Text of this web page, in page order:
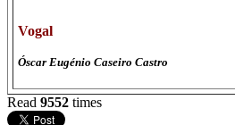
Vogal
Óscar Eugénio Caseiro Castro
Read 9552 times